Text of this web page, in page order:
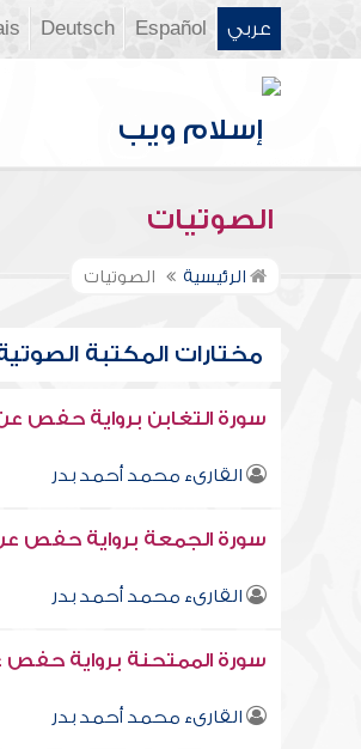
عربي Español
Deutsch
الصوتيات
الرئيسية الصوتيات
مختارات المكتبة
سورة التغابن برواية حفص
القارىء محمد أحمد بدر
سورة الجمعة برواية حفص
القارىء محمد أحمد بدر
سورة الممتحنة برواية
القارىء محمد أحمد بدر